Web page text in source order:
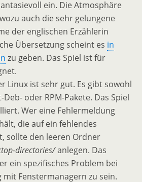
ein. Die Atmosphäre
auch die sehr gelungene
der englischen Erzählerin
Übersetzung scheint es in
zu geben. Das Spiel ist für
Linux ist sehr gut. Es gibt sowohl
oder RPM-Pakete. Das Spiel
Wer eine Fehlermeldung
die auf ein fehlendes
sollte den leeren Ordner
directories/anlegen. Das
ein spezifisches Problem bei
Fenstermanagern zu sein.